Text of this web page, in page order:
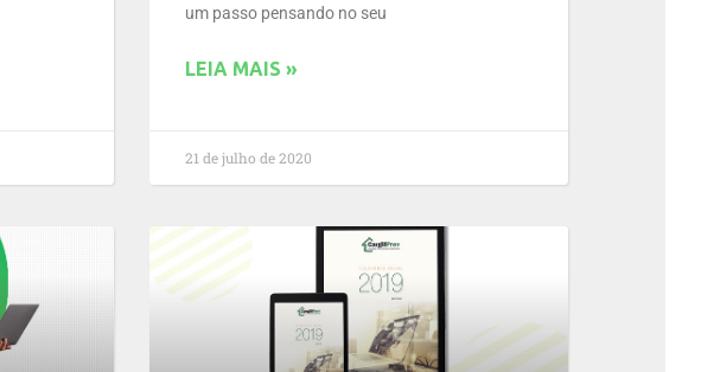
um passo pensando no seu
LEIA MAIS »
21 de julho de 2020